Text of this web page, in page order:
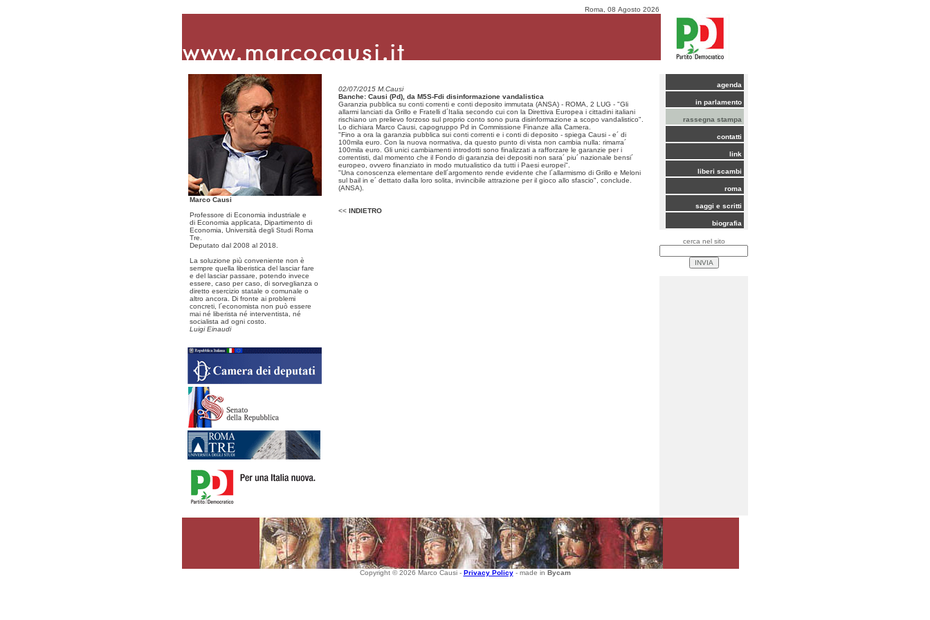
Roma, 08 Agosto 2026
Marco Causi
Professore di Economia industriale e
di Economia applicata, Dipartimento di
Economia, Università degli Studi Roma
Tre.
Deputato dal 2008 al 2018.
La soluzione più conveniente non è
sempre quella liberistica del lasciar fare
e del lasciar passare, potendo invece
essere, caso per caso, di sorveglianza o
diretto esercizio statale o comunale o
altro ancora. Di fronte ai problemi
concreti, l´economista non può essere
mai né liberista né interventista, né
socialista ad ogni costo.
Luigi Einaudi
02/07/2015 M.Causi
Banche: Causi (Pd), da M5S-Fdi disinformazione vandalistica
Garanzia pubblica su conti correnti e conti deposito immutata (ANSA) - ROMA, 2 LUG - "Gli
allarmi lanciati da Grillo e Fratelli d´Italia secondo cui con la Direttiva Europea i cittadini italiani
rischiano un prelievo forzoso sul proprio conto sono pura disinformazione a scopo vandalistico".
Lo dichiara Marco Causi , capogruppo Pd in Commissione Finanze alla Camera.
"Fino a ora la garanzia pubblica sui conti correnti e i conti di deposito - spiega Causi - e´ di
100mila euro. Con la nuova normativa, da questo punto di vista non cambia nulla: rimarra´
100mila euro. Gli unici cambiamenti introdotti sono finalizzati a rafforzare le garanzie per i
correntisti, dal momento che il Fondo di garanzia dei depositi non sara´ piu´ nazionale bensi´
europeo, ovvero finanziato in modo mutualistico da tutti i Paesi europei".
"Una conoscenza elementare dell´argomento rende evidente che l´allarmismo di Grillo e Meloni
sul bail in e´ dettato dalla loro solita, invincibile attrazione per il gioco allo sfascio", conclude.
(ANSA).
<< INDIETRO
agenda
in parlamento
rassegna stampa
contatti
link
liberi scambi
roma
saggi e scritti
biografia
cerca nel sito
Copyright © 2026 Marco Causi - Privacy Policy- made in Bycam